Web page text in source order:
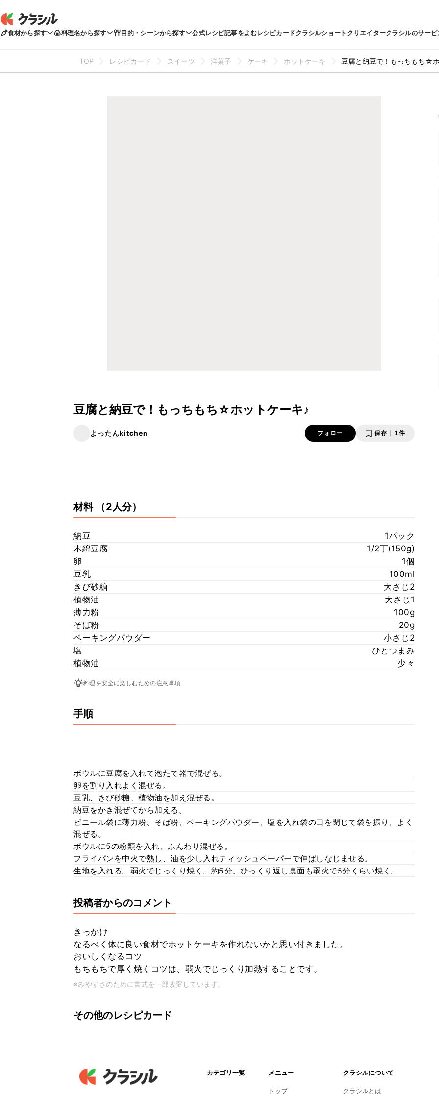
食材から探す 料理名から探す 目的・シーンから探す 公式レシピ記事をよむレシピカードクラシルショートクリエイタークラシルのサービ
TOP レシピカード スイーツ 洋菓子 ケーキ ホットケーキ 豆腐と納豆で！もっちもち☆
豆腐と納豆で！もっちもち☆ホットケーキ♪
よったんkitchen フォロー 保存 1件
材料 （2人分）
納豆
1パック
木綿豆腐
1/2丁(150g)
卵
1個
豆乳
100ml
きび砂糖
大さじ2
植物油
大さじ1
薄力粉
100g
そば粉
20g
ベーキングパウダー
小さじ2
塩
ひとつまみ
植物油
少々
料理を安全に楽しむための注意事項
手順
ボウルに豆腐を入れて泡たて器で混ぜる。
卵を割り入れよく混ぜる。
豆乳、きび砂糖、植物油を加え混ぜる。
納豆をかき混ぜてから加える。
ビニール袋に薄力粉、そば粉、ベーキングパウダー、塩を入れ袋の口を閉じて袋を振り、よく
混ぜる。
ボウルに5の粉類を入れ、ふんわり混ぜる。
フライパンを中火で熱し、油を少し入れティッシュペーパーで伸ばしなじませる。
生地を入れる。弱火でじっくり焼く。約5分。ひっくり返し裏面も弱火で5分くらい焼く。
投稿者からのコメント
きっかけ
なるべく体に良い食材でホットケーキを作れないかと思い付きました。
おいしくなるコツ
もちもちで厚く焼くコツは、弱火でじっくり加熱することです。
※みやすさのために書式を一部改変しています。
その他のレシピカード
カテゴリ一覧 メニュー
トップ
クラシルについて
クラシルとは